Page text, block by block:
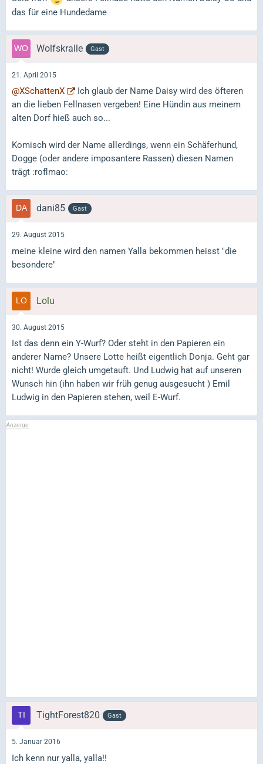
das für eine Hundedame
Wolfskralle Gast
21. April 2015
@XSchattenX
Ich glaub der Name Daisy wird des öfteren
an die lieben Fellnasen vergeben! Eine Hündin aus meinem
alten Dorf hieß auch so...
Komisch wird der Name allerdings, wenn ein Schäferhund,
Dogge (oder andere imposantere Rassen) diesen Namen
trägt :roflmao:
dani85 Gast
29. August 2015
meine kleine wird den namen Yalla bekommen heisst "die
besondere"
Lolu
30. August 2015
Ist das denn ein Y-Wurf? Oder steht in den Papieren ein
anderer Name? Unsere Lotte heißt eigentlich Donja. Geht gar
nicht! Wurde gleich umgetauft. Und Ludwig hat auf unseren
Wunsch hin (ihn haben wir früh genug ausgesucht ) Emil
Ludwig in den Papieren stehen, weil E-Wurf.
TightForest820 Gast
5. Januar 2016
Ich kenn nur yalla, yalla!!